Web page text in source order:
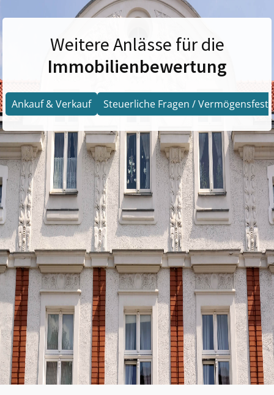
Weitere Anlässe für die
Immobilienbewertung
Ankauf & Verkauf Steuerliche Fragen /